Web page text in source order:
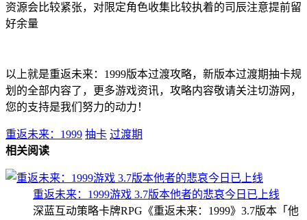
资源会比较紧张，对限定角色收集比较执着的司辰注意提前留
好余量
以上就是重返未来：1999版本过渡攻略，新版本过渡期抽卡规
划的全部内容了，更多游戏资讯，攻略内容敬请关注切游网，
您的支持是我们努力的动力！
重返未来：1999 抽卡 过渡期
相关阅读
重返未来：1999游戏 3.7版本他者的悲哀今日已上线
深蓝互动策略卡牌RPG《重返未来：1999》3.7版本「他